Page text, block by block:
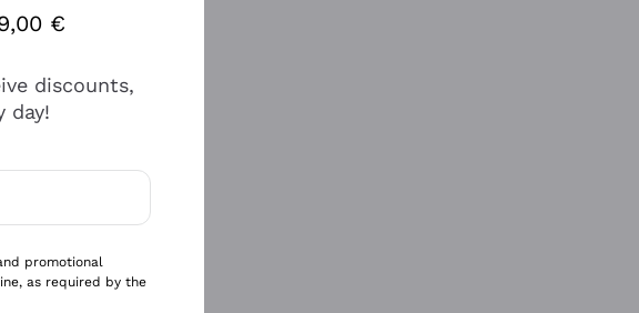
€
discounts,
day!
promotional
as required by the